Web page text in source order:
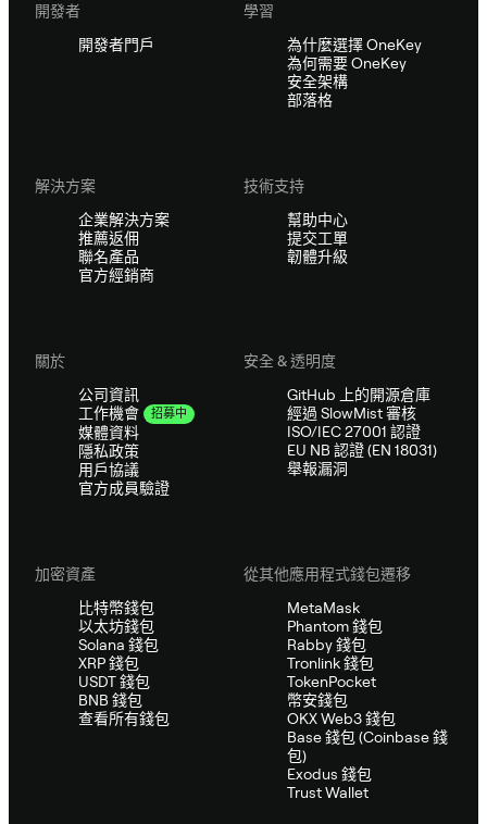
開發者
開發者門戶
學習
為什麼選擇 OneKey
為何需要 OneKey
安全架構
部落格
解決方案
企業解決方案
推薦返佣
聯名產品
官方經銷商
技術支持
幫助中心
提交工單
韌體升級
關於
公司資訊
工作機會
招募中
媒體資料
隱私政策
用戶協議
官方成員驗證
安全 & 透明度
GitHub 上的開源倉庫
經過 SlowMist 審核
ISO/IEC 27001 認證
EU NB 認證 (EN 18031)
舉報漏洞
加密資產
比特幣錢包
以太坊錢包
Solana 錢包
XRP 錢包
USDT 錢包
BNB 錢包
查看所有錢包
從其他應用程式錢包遷移
MetaMask
Phantom 錢包
Rabby 錢包
Tronlink 錢包
TokenPocket
幣安錢包
OKX Web3 錢包
Base 錢包 (Coinbase 錢
包)
Exodus 錢包
Trust Wallet